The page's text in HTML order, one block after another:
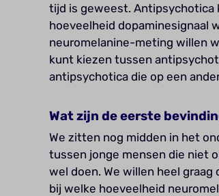
tijd is geweest. Antipsychotica
hoeveelheid dopaminesignaal
neuromelanine-meting willen
kunt kiezen tussen
antipsychotica die op een
Wat zijn de eerste
We zitten nog midden in het
tussen jonge mensen die niet
wel doen. We willen heel
bij welke hoeveelheid